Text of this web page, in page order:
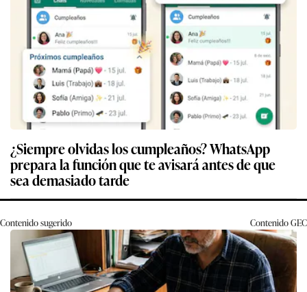
¿Siempre olvidas los cumpleaños? WhatsApp
prepara la función que te avisará antes de que
sea demasiado tarde
Contenido sugerido ContenidoGEC